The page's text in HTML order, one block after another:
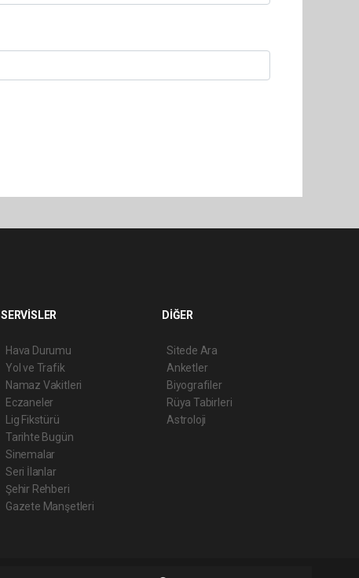
SERVİSLER
Hava Durumu
Yol ve Trafik
Namaz Vakitleri
Eczaneler
Lig Fikstürü
Tarihte Bugün
Sinemalar
Seri İlanlar
Şehir Rehberi
Gazete Manşetleri
DİĞER
Sitede Ara
Anketler
Biyografiler
Rüya Tabirleri
Astroloji